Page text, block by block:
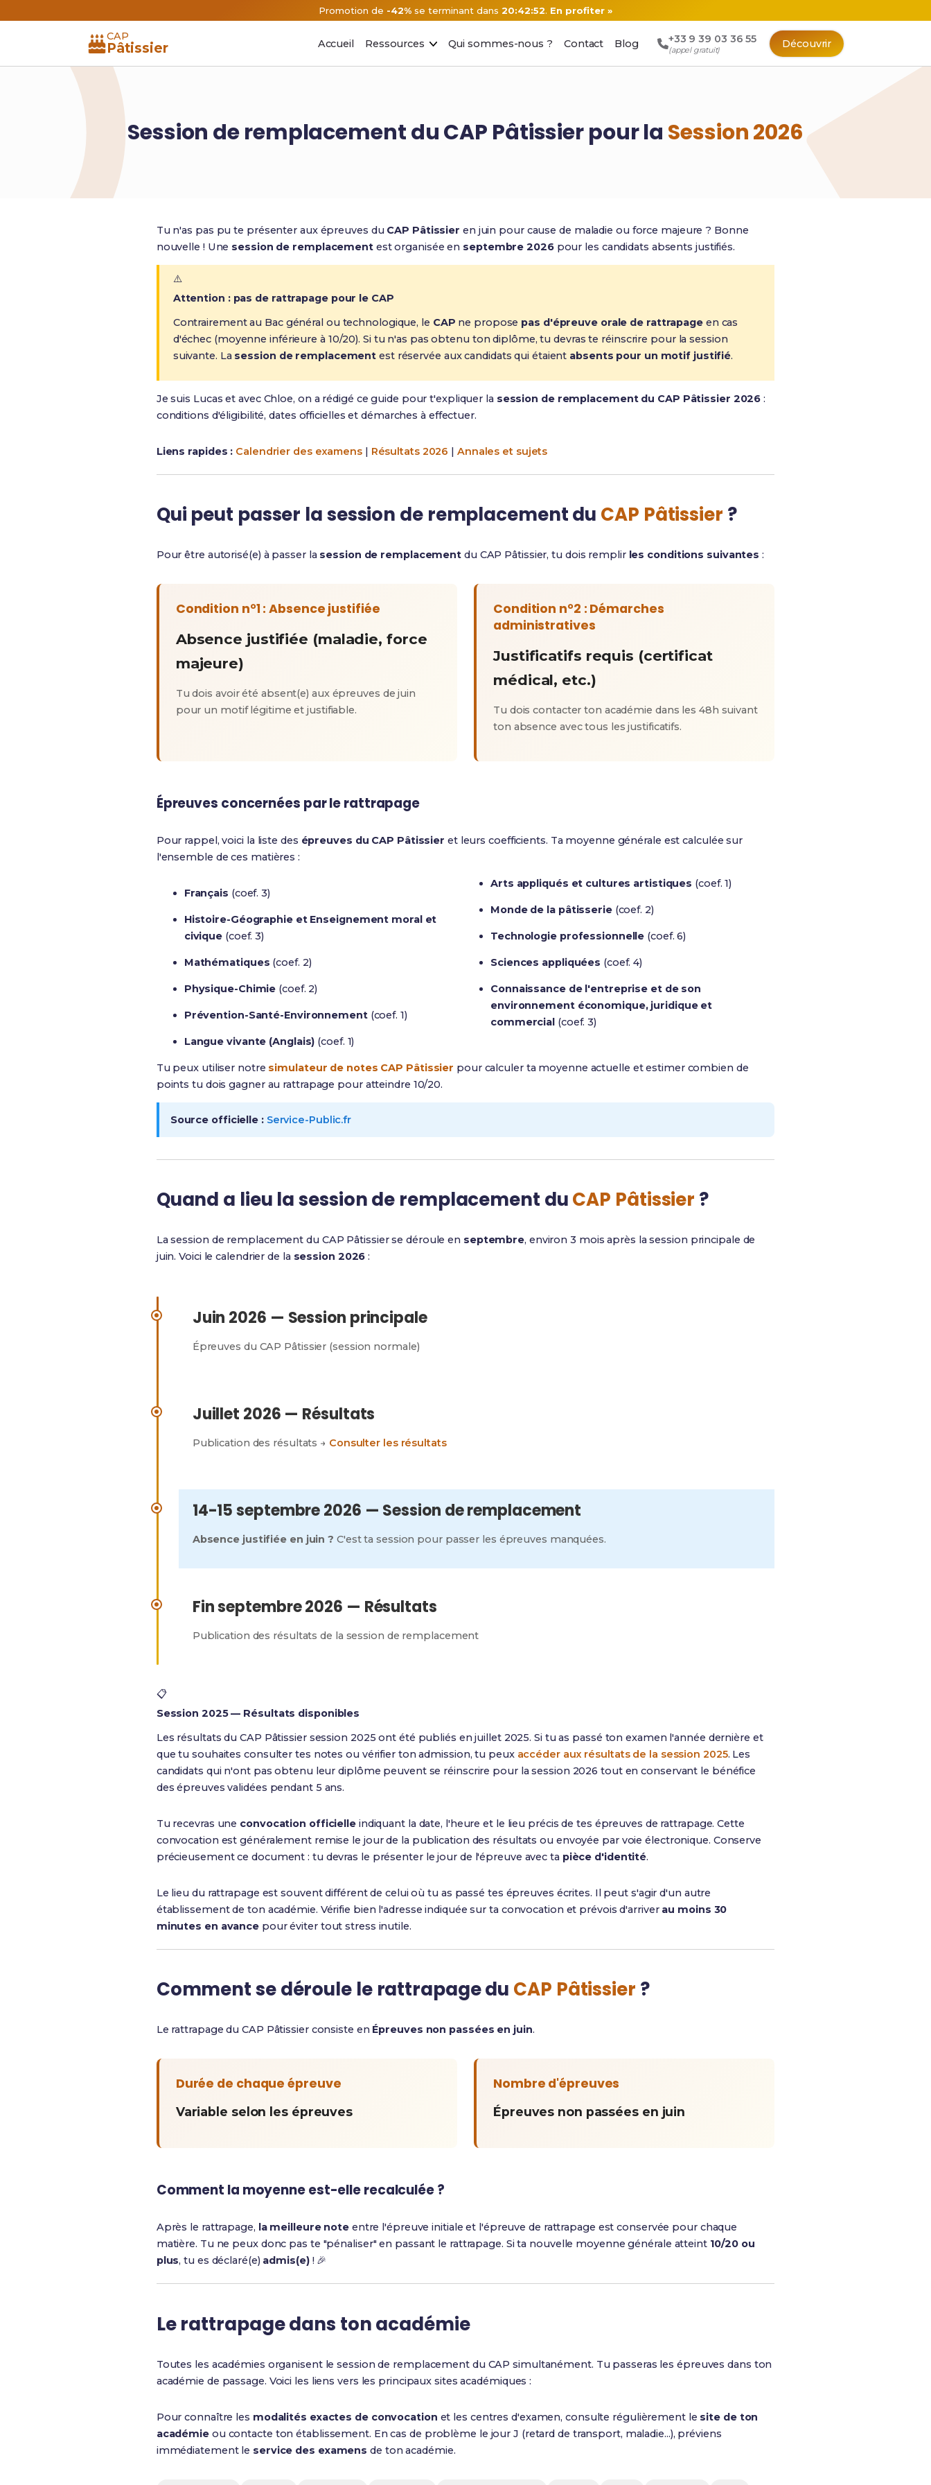
Promotion de-42% se terminant dans20:42:51. En profiter »
CAP
Pâtissier Accueil Ressources Qui sommes-nous ? Contact Blog +33 9 39 03 36 55
(appel gratuit)
Découvrir
Session de remplacement du CAP Pâtissier pour la Session 2026
Tu n'as pas pu te présenter aux épreuves du CAP Pâtissier en juin pour cause de maladie ou force majeure ? Bonne
nouvelle ! Une session de remplacementest organisée en septembre 2026pour les candidats absents justifiés.
⚠️
Attention : pas de rattrapage pour le CAP
Contrairement au Bac général ou technologique, le CAP ne propose pas d'épreuve orale de rattrapageen cas
d'échec (moyenne inférieure à 10/20). Si tu n'as pas obtenu ton diplôme, tu devras te réinscrire pour la session
suivante. La session de remplacement est réservée aux candidats qui étaient absents pour un motif justifié.
Je suis Lucas et avec Chloe, on a rédigé ce guide pour t'expliquer la session de remplacement du CAP Pâtissier 2026 :
conditions d'éligibilité, dates officielles et démarches à effectuer.
Liens rapides : Calendrier des examens| Résultats 2026 | Annales et sujets
Qui peut passer la session de remplacement du CAP Pâtissier ?
Pour être autorisé(e) à passer la session de remplacement du CAP Pâtissier, tu dois remplir les conditions suivantes :
Condition n°1 : Absence justifiée
Absence justifiée (maladie, force
majeure)
Tu dois avoir été absent(e) aux épreuves de juin
pour un motif légitime et justifiable.
Condition n°2 : Démarches
administratives
Justificatifs requis (certificat
médical, etc.)
Tu dois contacter ton académie dans les 48h suivant
ton absence avec tous les justificatifs.
Épreuves concernées par le rattrapage
Pour rappel, voici la liste des épreuves du CAP Pâtissier et leurs coefficients. Ta moyenne générale est calculée sur
l'ensemble de ces matières :
Français (coef. 3)
Histoire-Géographie et Enseignement moral et
civique (coef. 3)
Mathématiques (coef. 2)
Physique-Chimie (coef. 2)
Prévention-Santé-Environnement(coef. 1)
Langue vivante (Anglais) (coef. 1)
Arts appliqués et cultures artistiques (coef. 1)
Monde de la pâtisserie(coef. 2)
Technologie professionnelle (coef. 6)
Sciences appliquées (coef. 4)
Connaissance de l'entreprise et de son
environnement économique, juridique et
commercial (coef. 3)
Tu peux utiliser notre simulateur de notes CAP Pâtissier pour calculer ta moyenne actuelle et estimer combien de
points tu dois gagner au rattrapage pour atteindre 10/20.
Source officielle : Service-Public.fr
Quand a lieu la session de remplacement duCAP Pâtissier ?
La session de remplacement du CAP Pâtissier se déroule en septembre, environ 3 mois après la session principale de
juin. Voici le calendrier de la session 2026 :
Juin 2026 — Session principale
Épreuves du CAP Pâtissier (session normale)
Juillet 2026 — Résultats
Publication des résultats → Consulter les résultats
14-15 septembre 2026 — Session de remplacement
Absence justifiée en juin ? C'est ta session pour passer les épreuves manquées.
Fin septembre 2026 — Résultats
Publication des résultats de la session de remplacement
📋
Session 2025 — Résultats disponibles
Les résultats du CAP Pâtissier session 2025 ont été publiés en juillet 2025. Si tu as passé ton examen l'année dernière et
que tu souhaites consulter tes notes ou vérifier ton admission, tu peux accéder aux résultats de la session 2025. Les
candidats qui n'ont pas obtenu leur diplôme peuvent se réinscrire pour la session 2026 tout en conservant le bénéfice
des épreuves validées pendant 5 ans.
Tu recevras une convocation officielleindiquant la date, l'heure et le lieu précis de tes épreuves de rattrapage. Cette
convocation est généralement remise le jour de la publication des résultats ou envoyée par voie électronique. Conserve
précieusement ce document : tu devras le présenter le jour de l'épreuve avec ta pièce d'identité.
Le lieu du rattrapage est souvent différent de celui où tu as passé tes épreuves écrites. Il peut s'agir d'un autre
établissement de ton académie. Vérifie bien l'adresse indiquée sur ta convocation et prévois d'arriver au moins 30
minutes en avance pour éviter tout stress inutile.
Comment se déroule le rattrapage du CAP Pâtissier ?
Le rattrapage du CAP Pâtissier consiste en Épreuves non passées en juin.
Durée de chaque épreuve
Variable selon les épreuves
Nombre d'épreuves
Épreuves non passées en juin
Comment la moyenne est-elle recalculée ?
Après le rattrapage, la meilleure noteentre l'épreuve initiale et l'épreuve de rattrapage est conservée pour chaque
matière. Tu ne peux donc pas te "pénaliser" en passant le rattrapage. Si ta nouvelle moyenne générale atteint 10/20 ou
plus, tu es déclaré(e) admis(e)! 🎉
Le rattrapage dans ton académie
Toutes les académies organisent le session de remplacement du CAP simultanément. Tu passeras les épreuves dans ton
académie de passage. Voici les liens vers les principaux sites académiques :
Pour connaître les modalités exactes de convocation et les centres d'examen, consulte régulièrement le site de ton
académieou contacte ton établissement. En cas de problème le jour J (retard de transport, maladie...), préviens
immédiatement le service des examens de ton académie.